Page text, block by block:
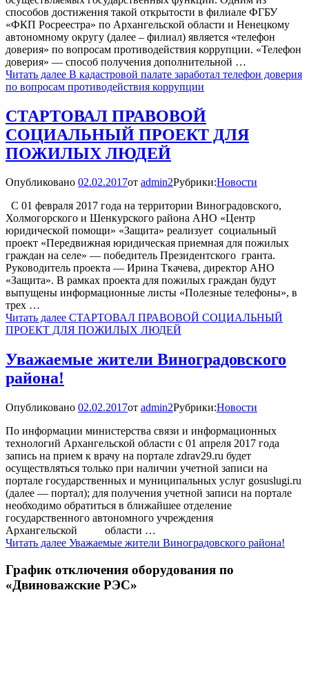
способов достижения такой открытости в филиале ФГБУ
«ФКП Росреестра» по Архангельской области и Ненецкому
автономному округу (далее – филиал) является «телефон
доверия» по вопросам противодействия коррупции. «Телефон
доверия» — способ получения дополнительной …
Читать далее В кадастровой палате заработал телефон доверия
по вопросам противодействия коррупции
СТАРТОВАЛ ПРАВОВОЙ
СОЦИАЛЬНЫЙ ПРОЕКТ ДЛЯ
ПОЖИЛЫХ ЛЮДЕЙ
Опубликовано 02.02.2017от admin2Рубрики:Новости
С 01 февраля 2017 года на территории Виноградовского,
Холмогорского и Шенкурского района АНО «Центр
юридической помощи» «Защита» реализует социальный
проект «Передвижная юридическая приемная для пожилых
граждан на селе» — победитель Президентского гранта.
Руководитель проекта — Ирина Ткачева, директор АНО
«Защита». В рамках проекта для пожилых граждан будут
выпущены информационные листы «Полезные телефоны», в
трех …
Читать далее СТАРТОВАЛ ПРАВОВОЙ СОЦИАЛЬНЫЙ
ПРОЕКТ ДЛЯ ПОЖИЛЫХ ЛЮДЕЙ
Уважаемые жители Виноградовского
района!
Опубликовано 02.02.2017от admin2Рубрики:Новости
По информации министерства связи и информационных
технологий Архангельской области с 01 апреля 2017 года
запись на прием к врачу на портале zdrav29.ru будет
осуществляться только при наличии учетной записи на
портале государственных и муниципальных услуг gosuslugi.ru
(далее — портал); для получения учетной записи на портале
необходимо обратиться в ближайшее отделение
государственного автономного учреждения
Архангельской области …
Читать далее Уважаемые жители Виноградовского района!
График отключения оборудования по
«Двиноважские РЭС»